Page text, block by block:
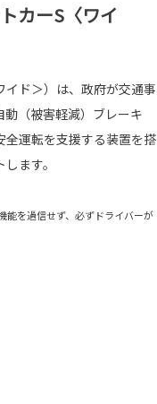
カーS〈ワイ
イド＞）は、政府が交通事
（被害軽減）ブレーキ
全運転を支援する装置を搭
ます。
能を過信せず、必ずドライバーが